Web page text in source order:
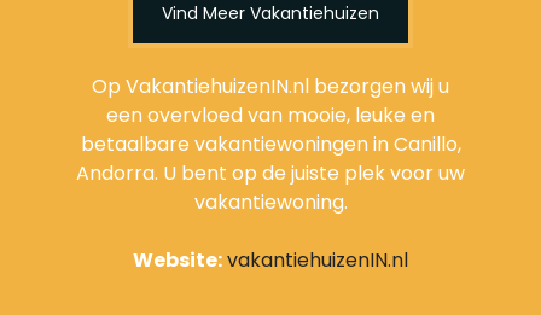
Vind Meer Vakantiehuizen
Op VakantiehuizenIN.nl bezorgen wij u
een overvloed van mooie, leuke en
betaalbare vakantiewoningen in Canillo,
Andorra. U bent op de juiste plek voor uw
vakantiewoning.
Website:vakantiehuizenIN.nl